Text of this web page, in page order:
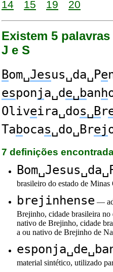
14
15 19 20
Existem 5
J e S
Bom␣Jesus␣da␣Pe
esponja␣de␣banh
Oliveira␣dos␣Br
Tabocas␣do␣Brej
7 definições
brasileiro do estado de Minas
brejinhense —
Brejinho, cidade brasileira
nativo de Brejinho, cidade
a ou nativo de Brejinho de
material sintético, utilizado